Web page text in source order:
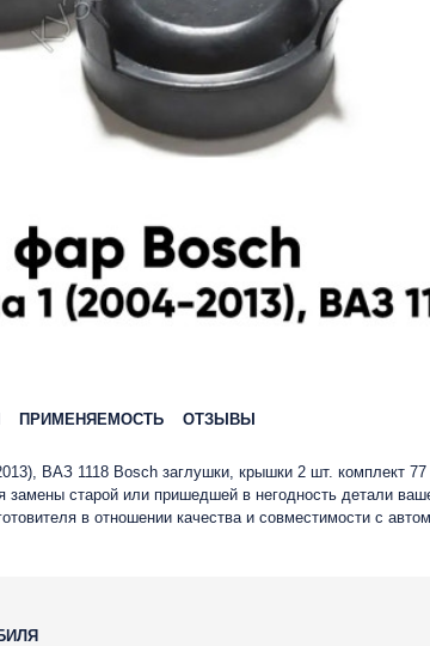
ПРИМЕНЯЕМОСТЬ ОТЗЫВЫ
ВАЗ 1118 Bosch заглушки, крышки 2 шт. комплект
замены старой или пришедшей в негодность детали
в отношении качества и совместимости с